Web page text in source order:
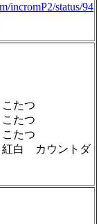
incromP2/status/94
たつ
たつ
たつ
白 カウントダ